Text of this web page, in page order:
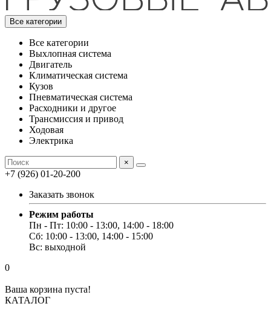
Все категории
Все категории
Выхлопная система
Двигатель
Климатическая система
Кузов
Пневматическая система
Расходники и другое
Трансмиссия и привод
Ходовая
Электрика
×
+7 (926) 01-20-200
Заказать звонок
Режим работы
Пн - Пт: 10:00 - 13:00, 14:00 - 18:00
Сб: 10:00 - 13:00, 14:00 - 15:00
Вс: выходной
0
Ваша корзина пуста!
КАТАЛОГ